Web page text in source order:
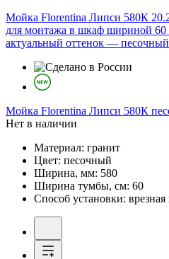
Мойка Florentina Липси 580К
для монтажа в шкаф шириной
актуальный оттенок —
Мойка Florentina Липси 580К
Нет в наличии
Материал: гранит
Цвет: песочный
Ширина, мм: 580
Ширина тумбы, см: 60
Способ установки: